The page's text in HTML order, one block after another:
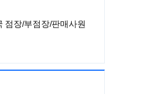
점장/부점장/판매사원